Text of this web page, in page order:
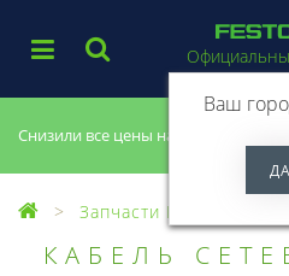
Снизили все цены на 20%, успей
Ваш
Запчасти Festool
КАБЕЛЬ